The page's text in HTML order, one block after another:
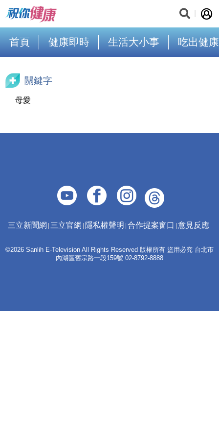
首頁 健康即時 生活大小事 吃出健康
關鍵字
母愛
三立新聞網 三立官網 隱私權聲明 合作提案窗口 意見反應
©2026 Sanlih E-Television All Rights Reserved 版權所有 盜用必究 台北市
內湖區舊宗路一段159號 02-8792-8888